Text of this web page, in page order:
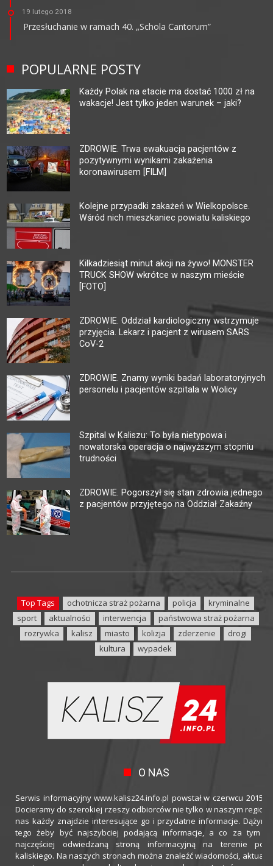
19 lutego 2018
Przesłuchanie w ramach 40. „Schola Cantorum”
POPULARNE POSTY
Każdy Polak na etacie ma dostać 1000 zł na
wakacje! Jest tylko jeden warunek – jaki?
ZDROWIE. Trwa ewakuacja pacjentów z
pozytywnymi wynikami zakażenia
koronawirusem [FILM]
Kolejne przypadki zakażeń w Wielkopolsce.
Wśród nich mieszkaniec powiatu kaliskiego
Kilkadziesiąt minut akcji na żywo! MONSTER
TRUCK SHOW wkrótce w naszym mieście
[FOTO]
ZDROWIE. Oddział kardiologiczny wstrzymuje
przyjęcia. Lekarz i pacjent z wirusem SARS
CoV-2
ZDROWIE. Znamy wyniki badań laboratoryjnych
personelu i pacjentów szpitala w Wolicy
Szpital w Kaliszu: To była nietypowa i
nowatorska operacja o najwyższym stopniu
trudności
ZDROWIE. Pogorszył się stan zdrowia jednego
z pacjentów przyjętego na Oddział Zakaźny
Top Tags ochotnicza straż pożarna policja
kryminalne
sport
aktualności interwencja
państwowa straż pożarna
rozrywka
kalisz miasto kolizja zderzenie
drogi
kultura
wypadek
O NAS
Serwis informacyjny www.kalisz24.info.pl powstał w czerwcu 2015
Docieramy do szerokiej rzeszy odbiorców nie tylko w naszym
nas każdy znajdzie interesujące go i przydatne informacje.
tego żeby być najszybciej podającą informacje, a co za tym
najczęściej odwiedzaną stroną informacyjną na terenie
kaliskiego. Na naszych stronach można znaleźć wiadomości,